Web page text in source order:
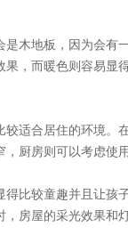
木地板，因为会
，而暖色则容易
适合居住的环境。
厨房则可以考虑使
比较童趣并且让
房屋的采光效果和